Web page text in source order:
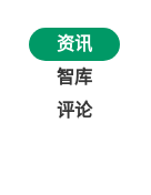
资讯
智库
评论